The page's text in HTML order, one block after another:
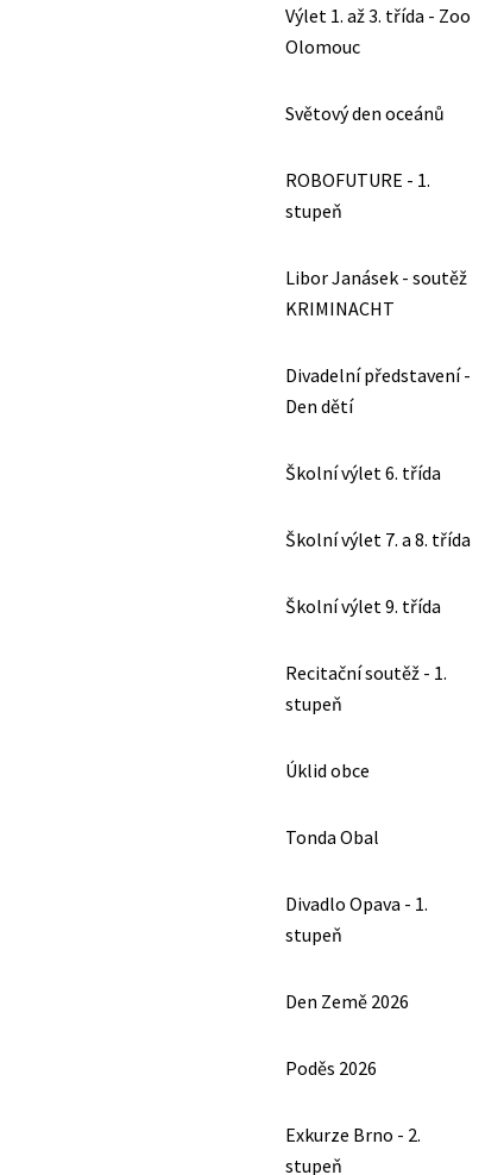
Výlet 1. až 3. třída - Zoo
Olomouc
Světový den oceánů
ROBOFUTURE - 1.
stupeň
Libor Janásek - soutěž
KRIMINACHT
Divadelní představení -
Den dětí
Školní výlet 6. třída
Školní výlet 7. a 8. třída
Školní výlet 9. třída
Recitační soutěž - 1.
stupeň
Úklid obce
Tonda Obal
Divadlo Opava - 1.
stupeň
Den Země 2026
Poděs 2026
Exkurze Brno - 2.
stupeň